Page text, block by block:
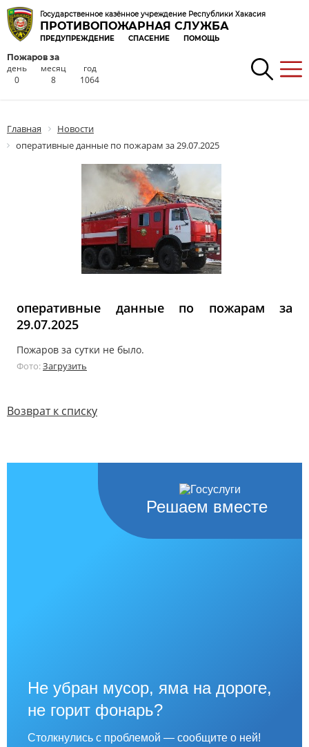
Государственное казённое учреждение Республики Хакасия
ПРОТИВОПОЖАРНАЯ СЛУЖБА
ПРЕДУПРЕЖДЕНИЕ СПАСЕНИЕ ПОМОЩЬ
Пожаров за
день
0
месяц
8
год
1064
Главная
Новости
оперативные данные по пожарам за 29.07.2025
оперативные данные по пожарам за
29.07.2025
Пожаров за сутки не было.
Фото:Загрузить
Возврат к списку
Решаем вместе
Не убран мусор, яма на дороге,
не горит фонарь?
Столкнулись с проблемой — сообщите о ней!